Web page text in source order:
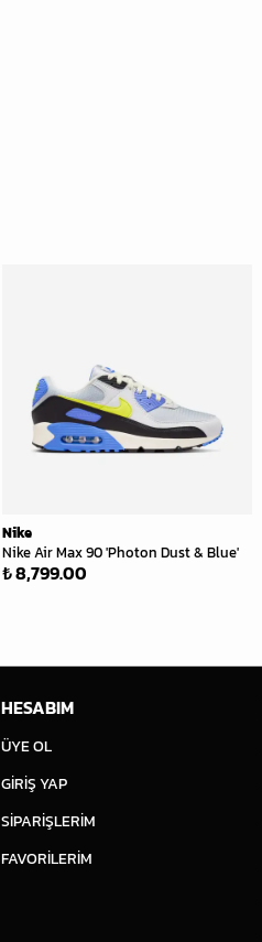
Nike
Nike Air Max 90 'Photon Dust & Blue'
₺ 8,799.00
HESABIM
ÜYE OL
GİRİŞ YAP
SİPARİŞLERİM
FAVORİLERİM